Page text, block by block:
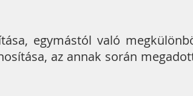
egymástól való
az annak során